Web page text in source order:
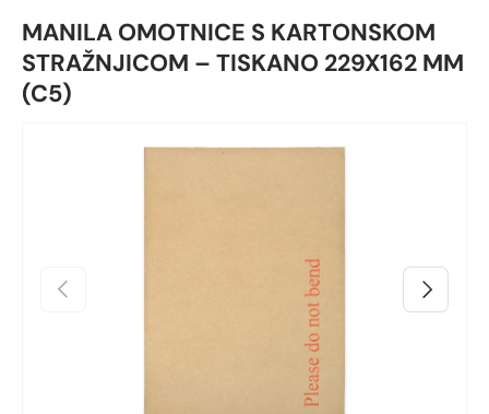
MANILA OMOTNICE S KARTONSKOM
STRAŽNJICOM – TISKANO 229X162 MM
(C5)
Prethodno Sljedeći